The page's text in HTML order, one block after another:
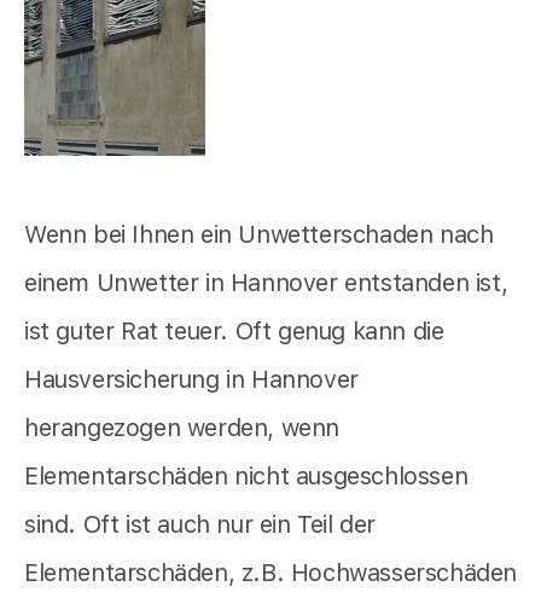
Wenn bei Ihnen ein Unwetterschaden nach
einem Unwetter in Hannover entstanden ist,
ist guter Rat teuer. Oft genug kann die
Hausversicherung in Hannover
herangezogen werden, wenn
Elementarschäden nicht ausgeschlossen
sind. Oft ist auch nur ein Teil der
Elementarschäden, z.B. Hochwasserschäden